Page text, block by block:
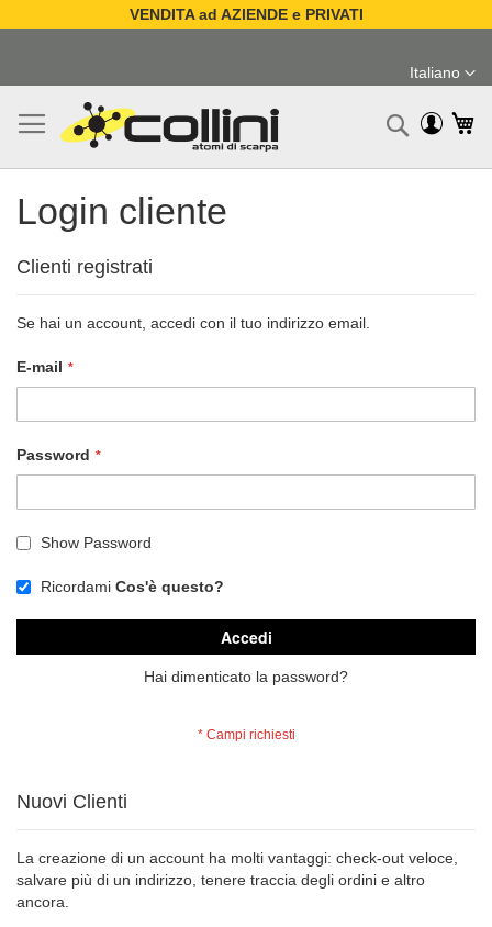
VENDITA ad AZIENDE e PRIVATI
contenuto
Lingua
Italiano
Login cliente
Clienti registrati
Se hai un account, accedi con il tuo indirizzo email.
E-mail
Password
Show Password
Ricordami Cos'è questo?
Accedi
Hai dimenticato la password?
Nuovi Clienti
La creazione di un account ha molti vantaggi: check-out veloce,
salvare più di un indirizzo, tenere traccia degli ordini e altro
ancora.